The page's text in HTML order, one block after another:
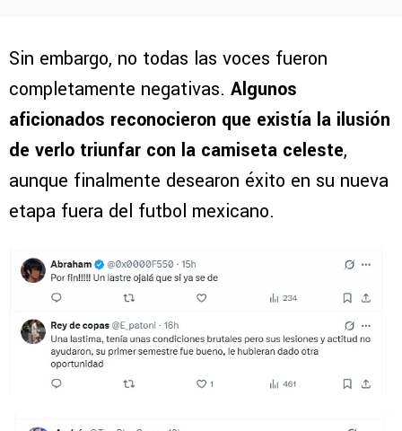
Sin embargo, no todas las voces fueron
completamente negativas. Algunos
aficionados reconocieron que existía la ilusión
de verlo triunfar con la camiseta celeste,
aunque finalmente desearon éxito en su nueva
etapa fuera del futbol mexicano.